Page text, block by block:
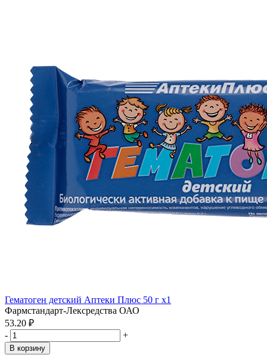
Гематоген детский Аптеки Плюс 50 г x1
Фармстандарт-Лексредства ОАО
53.20 ₽
-
+
В корзину